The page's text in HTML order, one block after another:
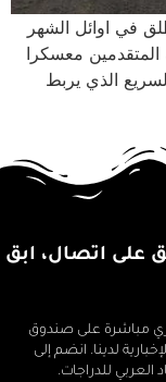
في اوائل الشهر
المتقدمين معسكرا
الذي يربط
على اتصال، ابق
مباشرة على صندوق
لدينا. انضم إلى
للدراجات.